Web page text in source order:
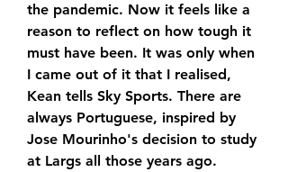
the pandemic. Now it feels like a
reason to reflect on how tough it
must have been. It was only when
I came out of it that I realised,
Kean tells Sky Sports. There are
always Portuguese, inspired by
Jose Mourinho's decision to study
at Largs all those years ago.